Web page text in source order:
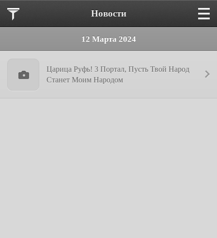
Новости
12 Марта 2024
Царица Руфь! 3 Портал, Пусть Твой Народ
Станет Моим Народом